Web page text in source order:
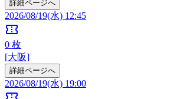
詳細ページへ
2026/08/19(水) 12:45
confirmation_number
0 枚
[大阪]
詳細ページへ
2026/08/19(水) 19:00